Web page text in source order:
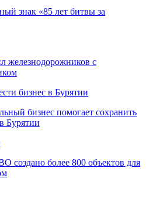
знак «85 лет битвы за
железнодорожников с
бизнес в Бурятии
бизнес помогает сохранить
Бурятии
создано более 800 объектов для